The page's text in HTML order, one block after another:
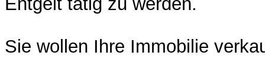
Sie wollen Ihre Immobilie